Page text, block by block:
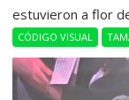
estuvieron a flor
CÓDIGO VISUAL